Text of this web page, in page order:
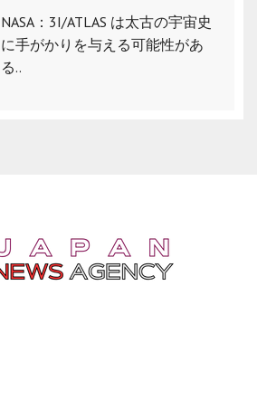
NASA：3I/ATLAS は太古の宇宙史
に手がかりを与える可能性があ
る..